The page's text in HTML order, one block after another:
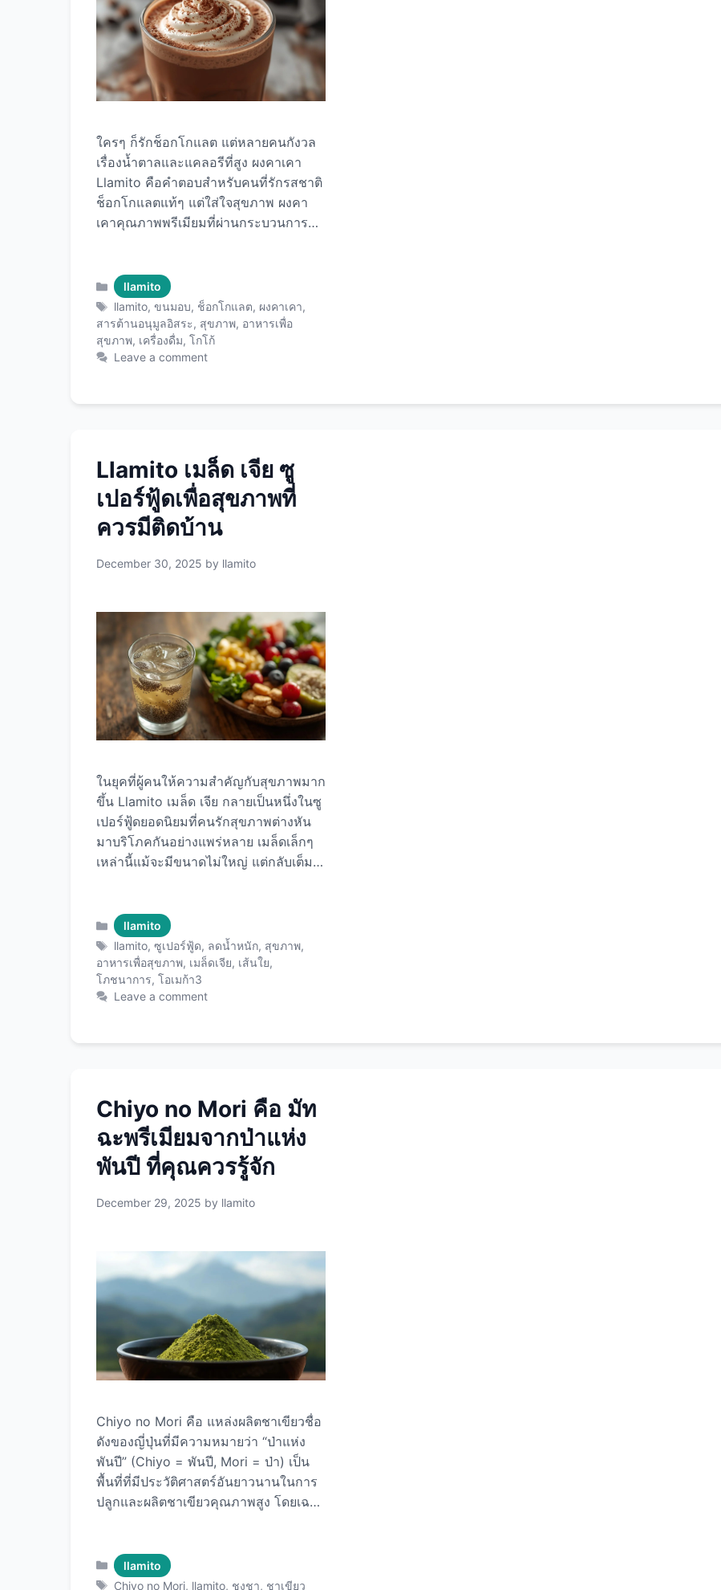
ใครๆ ก็รักช็อกโกแลต แต่หลายคนกังวล
เรื่องน้ำตาลและแคลอรีที่สูง ผงคาเคา
Llamito คือคำตอบสำหรับคนที่รักรสชาติ
ช็อกโกแลตแท้ๆ แต่ใส่ใจสุขภาพ ผงคา
เคาคุณภาพพรีเมียมที่ผ่านกระบวนการ
ทางโภชนาการมากมาย ไม่ว่าจะเป็นสาร
ต้านอนุมูลอิสระ แมกนีเซียม เส้นใย และ
สารอาหารที่มีประโยชน์ต่อสุขภาพหัวใจ
และสมอง วันนี้เราจะพาคุณมาทำความ
รู้จักกับผงคาเคา Llamito อย่างละเอียด
อร่อยๆ ที่จะทำให้คุณตกหลุมรักผงคาเคา
Powder หรือ Cacao Powder) เป็น
ผลิตภัณฑ์ที่ได้จากเมล็ดโกโก้ (Cacao
Beans) ที่ผ่านกระบวนการแปรรูป เมล็ด
โกโก้นั้นมาจากผลของต้นคาเคา
ร้อนชื้น โดยเฉพาะในแอฟริกาตะวันตก
คนจะใช้คำว่า “คาเคา” และ “โกโก้” สลับ
กันได้ แต่ในความเป็นจริงแล้วมีความแตก
ต่างกันเล็กน้อย: ผงคาเคา (Cacao
Powder): ผงโกโก้ (Cocoa Powder):
Llamito เลือกใช้กระบวนการที่รักษา
คุณค่าทางโภชนาการไว้ได้สูงสุด ทำให้
ได้ผงคาเคาคุณภาพพรีเมียมที่ให้ทั้ง
ทางโภชนาการของผงคาเคา Llamito …
Read more
Categories
llamito
Tags
llamito,ขนมอบ, ช็อกโกแลต, ผงคาเคา,
สารต้านอนุมูลอิสระ, สุขภาพ, อาหารเพื่อ
สุขภาพ, เครื่องดื่ม, โกโก้
Leave a comment
Llamito เมล็ด เจีย ซู
เปอร์ฟู้ดเพื่อสุขภาพที่
ควรมีติดบ้าน
December 30, 2025 by llamito
ในยุคที่ผู้คนให้ความสำคัญกับสุขภาพมาก
ขึ้น Llamito เมล็ด เจีย กลายเป็นหนึ่งในซู
เปอร์ฟู้ดยอดนิยมที่คนรักสุขภาพต่างหัน
มาบริโภคกันอย่างแพร่หลาย เมล็ดเล็กๆ
เหล่านี้แม้จะมีขนาดไม่ใหญ่ แต่กลับเต็ม
ธาตุต่างๆ ที่ร่างกายต้องการ วันนี้เราจะ
พาคุณมาทำความรู้จักกับ Llamito เมล็ด
เจีย อย่างละเอียด พร้อมเคล็ดลับการรับ
ประทานและสูตรเมนูอร่อยๆ ที่ทำง่ายได้ที่
บ้าน เมล็ดเจียคืออะไร และทำไมถึงเป็นซู
วิทยาศาสตร์ว่า Salvia hispanica มีถิ่น
สมัยโบราณใช้เมล็ดเจียเป็นอาหารหลักมา
นานกว่า 5,000 ปี เนื่องจากให้พลังงานสูง
และช่วยเพิ่มความแข็งแรงให้กับร่างกาย
คำว่า “เจีย” ในภาษาของชาวมายันแปล
ว่า “ความแข็งแรง” ซึ่งสะท้อนถึงคุณค่า
ทางโภชนาการที่ยอดเยี่ยมของเมล็ดชนิด
ขยายตัวและมีเนื้อสัมผัสคล้ายเจลหุ้มรอบ
เมล็ด ซึ่งคุณสมบัตินี้ทำให้เมล็ดเจีย
สามารถใช้ทำอาหารได้หลากหลาย ตั้งแต่
เครื่องดื่ม ขนมหวาน ไปจนถึงอาหารคาว
ต่างๆ คุณค่าทางโภชนาการของ Llamito
เมล็ดเจีย Llamito เมล็ดเจีย โดดเด่นด้วย
คุณค่าทางโภชนาการที่ครบครันและมี
(ประมาณ 2 … Read more
Categories
llamito
Tags
llamito,ซูเปอร์ฟู้ด, ลดน้ำหนัก, สุขภาพ,
อาหารเพื่อสุขภาพ, เมล็ดเจีย, เส้นใย,
โภชนาการ, โอเมก้า3
Leave a comment
Chiyo no Mori คือ มัท
ฉะพรีเมียมจากป่าแห่ง
พันปี ที่คุณควรรู้จัก
December 29, 2025 by llamito
Chiyo no Mori คือ แหล่งผลิตชาเขียวชื่อ
ดังของญี่ปุ่นที่มีความหมายว่า “ป่าแห่ง
พันปี” (Chiyo = พันปี, Mori = ป่า) เป็น
พื้นที่ที่มีประวัติศาสตร์อันยาวนานในการ
ปลูกและผลิตชาเขียวคุณภาพสูง โดยเฉ
เหมาะสม ภูมิอากาศที่ดี และกระบวนการ
ผลิตแบบดั้งเดิมที่สืบทอดมาหลายชั่วอายุ
Categories
llamito
Tags
Chiyo no Mori, llamito, ชงชา, ชาเขียว